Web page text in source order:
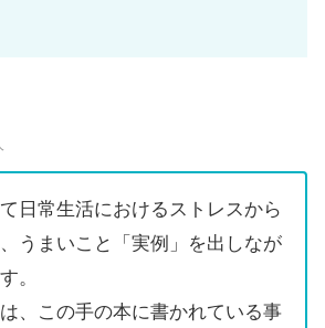
日常生活におけるストレスから
うまいこと「実例」を出しなが
。
、この手の本に書かれている事